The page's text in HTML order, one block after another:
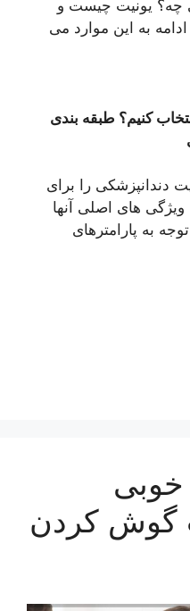
چه؟ یونیت چیست و
به این موارد می
کنیم؟ طبقه بندی
دندانپزشکی را برای
ویژگی های اصلی آنها
به پارامترهای
خوبی
گوش کردن